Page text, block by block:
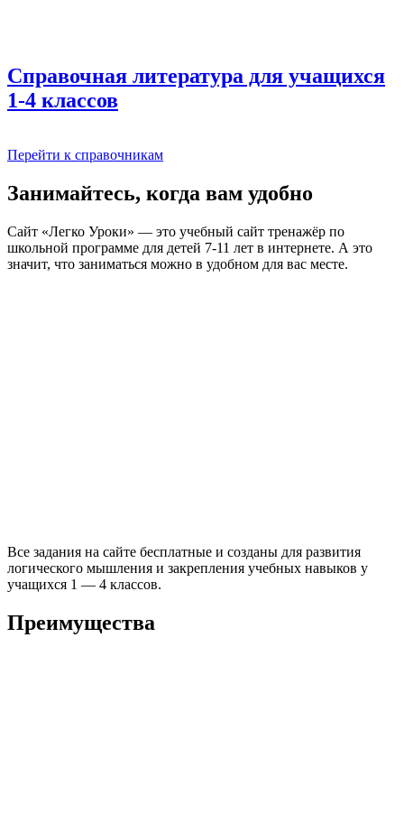
Справочная литература для учащихся
1-4 классов
Перейти к справочникам
Занимайтесь, когда вам удобно
Сайт «Легко Уроки» — это учебный сайт тренажёр по
школьной программе для детей 7-11 лет в интернете. А это
значит, что заниматься можно в удобном для вас месте.
Все задания на сайте бесплатные и созданы для развития
логического мышления и закрепления учебных навыков у
учащихся 1 — 4 классов.
Преимущества